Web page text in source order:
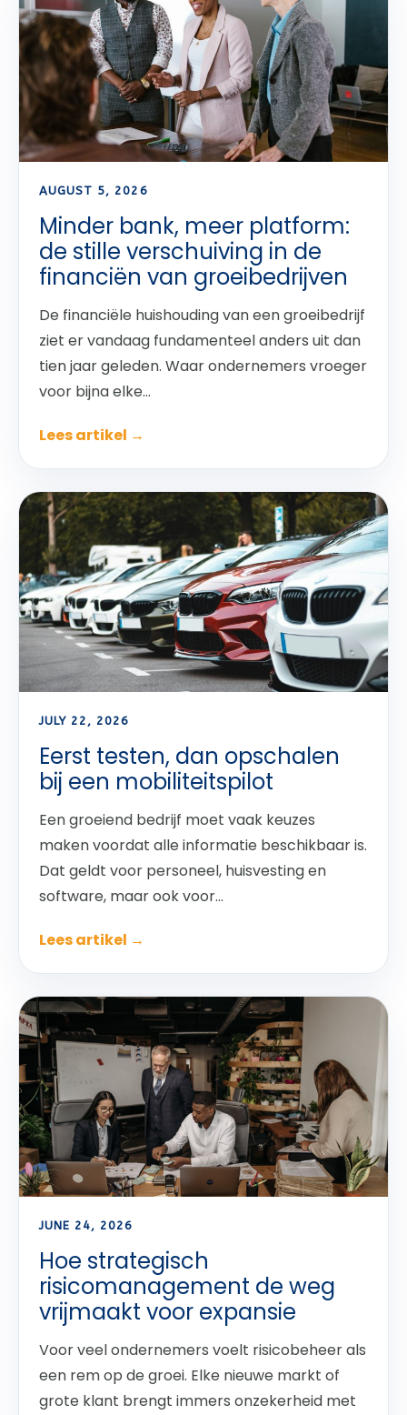
AUGUST 5, 2026
Minder bank, meer platform:
de stille verschuiving in de
financiën van groeibedrijven
De financiële huishouding van een groeibedrijf
ziet er vandaag fundamenteel anders uit dan
tien jaar geleden. Waar ondernemers vroeger
voor bijna elke...
Lees artikel →
JULY 22, 2026
Eerst testen, dan opschalen
bij een mobiliteitspilot
Een groeiend bedrijf moet vaak keuzes
maken voordat alle informatie beschikbaar is.
Dat geldt voor personeel, huisvesting en
software, maar ook voor...
Lees artikel →
JUNE 24, 2026
Hoe strategisch
risicomanagement de weg
vrijmaakt voor expansie
Voor veel ondernemers voelt risicobeheer als
een rem op de groei. Elke nieuwe markt of
grote klant brengt immers onzekerheid met